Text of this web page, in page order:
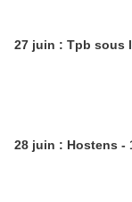
27 juin : Tpb sous
28 juin :